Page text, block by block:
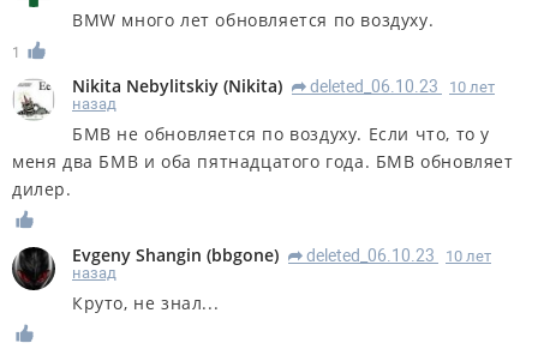
BMW много лет обновляется по воздуху.
1
Nikita Nebylitskiy (Nikita) R deleted_06.10.23
10 лет
назад
БМВ не обновляется по воздуху. Если что, то у
меня два БМВ и оба пятнадцатого года. БМВ обновляет
дилер.
Evgeny Shangin (bbgone) R deleted_06.10.23
10 лет
назад
Круто, не знал...